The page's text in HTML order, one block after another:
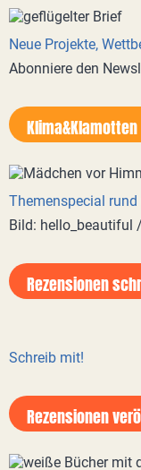
Neue Projekte,
Abonniere den
Klima&Klamotten
Themenspecial
Bild: hello_beautiful
Rezensionen
Schreib mit!
Rezensionen